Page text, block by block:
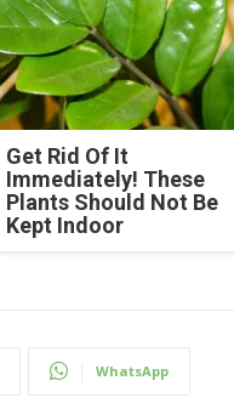
Get Rid Of It
Immediately! These
Plants Should Not Be
Kept Indoor
WhatsApp